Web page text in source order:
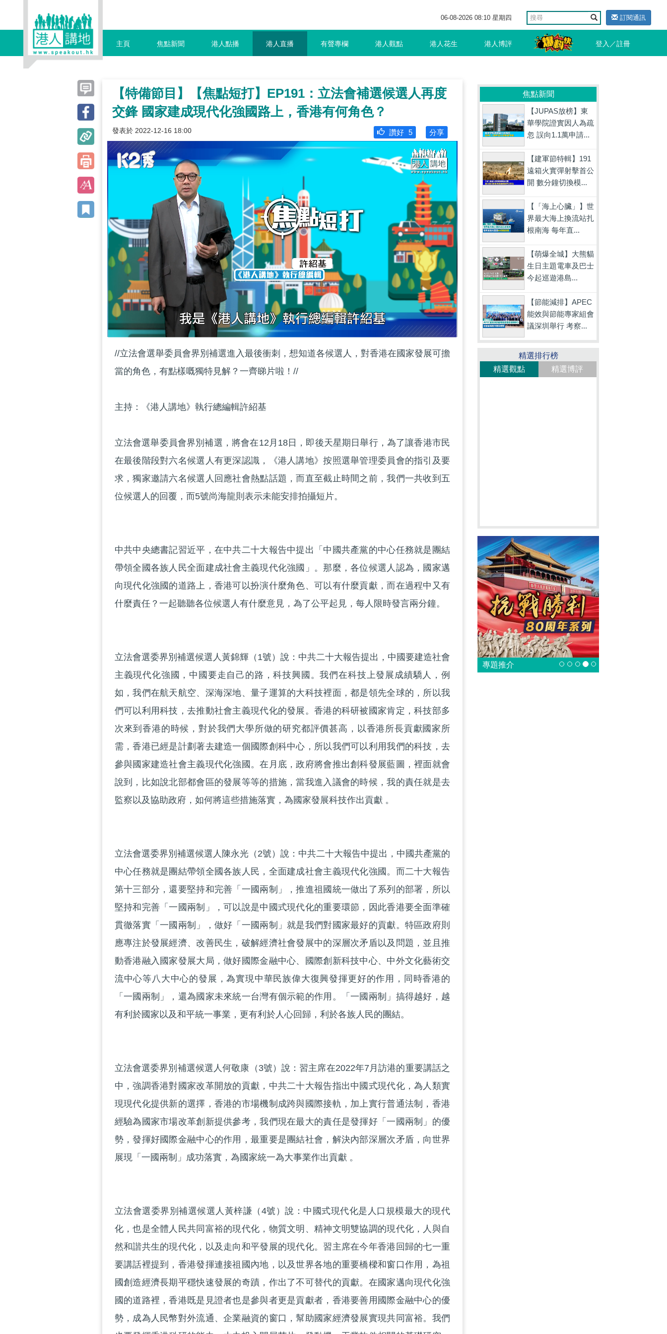
06-08-2026 08:10 星期四 訂閱通訊
主頁 焦點新聞 港人點播 港人直播 有聲專欄 港人觀點 港人花生 港人博評 登入／註冊
【特備節目】【焦點短打】EP191：立法會補選候選人再度
交鋒 國家建成現代化強國路上，香港有何角色？
發表於 2022-12-16 18:00 分享
讚好 5
//立法會選舉委員會界別補選進入最後衝刺，想知道各候選人，對香港在國家發展可擔
當的角色，有點樣嘅獨特見解？一齊睇片啦！//
主持：《港人講地》執行總編輯許紹基
立法會選舉委員會界別補選，將會在12月18日，即後天星期日舉行，為了讓香港市民
在最後階段對六名候選人有更深認識，《港人講地》按照選舉管理委員會的指引及要
求，獨家邀請六名候選人回應社會熱點話題，而直至截止時間之前，我們一共收到五
位候選人的回覆，而5號尚海龍則表示未能安排拍攝短片。
中共中央總書記習近平，在中共二十大報告中提出「中國共產黨的中心任務就是團結
帶領全國各族人民全面建成社會主義現代化強國」。那麼，各位候選人認為，國家邁
向現代化強國的道路上，香港可以扮演什麼角色、可以有什麼貢獻，而在過程中又有
什麼責任？一起聽聽各位候選人有什麼意見，為了公平起見，每人限時發言兩分鐘。
立法會選委界別補選候選人黃錦輝（1號）說：中共二十大報告提出，中國要建造社會
主義現代化強國，中國要走自己的路，科技興國。我們在科技上發展成績驕人，例
如，我們在航天航空、深海深地、量子運算的大科技裡面，都是領先全球的，所以我
們可以利用科技，去推動社會主義現代化的發展。香港的科研被國家肯定，科技部多
次來到香港的時候，對於我們大學所做的研究都評價甚高，以香港所長貢獻國家所
需，香港已經是計劃著去建造一個國際創科中心，所以我們可以利用我們的科技，去
參與國家建造社會主義現代化強國。在月底，政府將會推出創科發展藍圖，裡面就會
說到，比如說北部都會區的發展等等的措施，當我進入議會的時候，我的責任就是去
監察以及協助政府，如何將這些措施落實，為國家發展科技作出貢獻 。
立法會選委界別補選候選人陳永光（2號）說：中共二十大報告中提出，中國共產黨的
中心任務就是團結帶領全國各族人民，全面建成社會主義現代化強國。而二十大報告
第十三部分，還要堅持和完善「一國兩制」，推進祖國統一做出了系列的部署，所以
堅持和完善「一國兩制」，可以說是中國式現代化的重要環節，因此香港要全面準確
貫徹落實「一國兩制」，做好「一國兩制」就是我們對國家最好的貢獻。特區政府則
應專注於發展經濟、改善民生，破解經濟社會發展中的深層次矛盾以及問題，並且推
動香港融入國家發展大局，做好國際金融中心、國際創新科技中心、中外文化藝術交
流中心等八大中心的發展，為實現中華民族偉大復興發揮更好的作用，同時香港的
「一國兩制」，還為國家未來統一台灣有個示範的作用。「一國兩制」搞得越好，越
有利於國家以及和平統一事業，更有利於人心回歸，利於各族人民的團結。
立法會選委界別補選候選人何敬康（3號）說：習主席在2022年7月訪港的重要講話之
中，強調香港對國家改革開放的貢獻，中共二十大報告指出中國式現代化，為人類實
現現代化提供新的選擇，香港的市場機制成跨與國際接軌，加上實行普通法制，香港
經驗為國家市場改革創新提供參考，我們現在最大的責任是發揮好「一國兩制」的優
勢，發揮好國際金融中心的作用，最重要是團結社會，解決內部深層次矛盾，向世界
展現「一國兩制」成功落實，為國家統一為大事業作出貢獻 。
立法會選委界別補選候選人黃梓謙（4號）說：中國式現代化是人口規模最大的現代
化，也是全體人民共同富裕的現代化，物質文明、精神文明雙協調的現代化，人與自
然和諧共生的現代化，以及走向和平發展的現代化。習主席在今年香港回歸的七一重
要講話裡提到，香港發揮連接祖國內地，以及世界各地的重要橋樑和窗口作用，為祖
國創造經濟長期平穩快速發展的奇蹟，作出了不可替代的貢獻。在國家邁向現代化強
國的道路裡，香港既是見證者也是參與者更是貢獻者，香港要善用國際金融中心的優
勢，成為人民幣對外流通、企業融資的窗口，幫助國家經濟發展實現共同富裕。我們
焦點新聞
【JUPAS放榜】東
華學院證實因人為疏
忽 誤向1.1萬申請...
【建軍節特輯】191
遠箱火實彈射擊首公
開 數分鐘切換模...
【「海上心臟」】世
界最大海上換流站扎
根南海 每年直...
【萌爆全城】大熊貓
生日主題電車及巴士
今起巡遊港島...
【節能減排】APEC
能效與節能專家組會
議深圳舉行 考察...
精選排行榜
精選觀點
精選博評
專題推介